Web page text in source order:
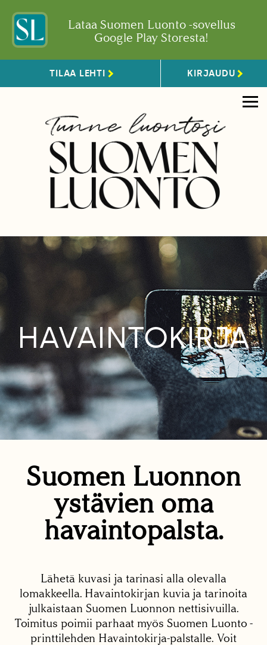
Lataa Suomen Luonto -sovellus
Google Play Storesta!
TILAA LEHTI KIRJAUDU
HAVAINTOKIRJA
Suomen Luonnon
ystävien oma
havaintopalsta.
Lähetä kuvasi ja tarinasi alla olevalla
lomakkeella. Havaintokirjan kuvia ja tarinoita
julkaistaan Suomen Luonnon nettisivuilla.
Toimitus poimii parhaat myös Suomen Luonto -
printtilehden Havaintokirja-palstalle. Voit